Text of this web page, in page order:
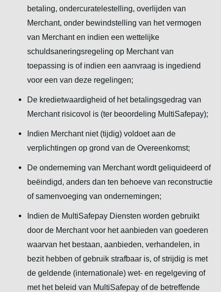
betaling, ondercuratelestelling, overlijden van
Merchant, onder bewindstelling van het vermogen
van Merchant en indien een wettelijke
schuldsaneringsregeling op Merchant van
toepassing is of indien een aanvraag is ingediend
voor een van deze regelingen;
De kredietwaardigheid of het betalingsgedrag van
Merchant risicovol is (ter beoordeling MultiSafepay);
Indien Merchant niet (tijdig) voldoet aan de
verplichtingen op grond van de Overeenkomst;
De onderneming van Merchant wordt geliquideerd of
beëindigd, anders dan ten behoeve van reconstructie
of samenvoeging van ondernemingen;
Indien de MultiSafepay Diensten worden gebruikt
door de Merchant voor het aanbieden van goederen
waarvan het bestaan, aanbieden, verhandelen, in
bezit hebben of gebruik strafbaar is, of strijdig is met
de geldende (internationale) wet- en regelgeving of
met het beleid van MultiSafepay of de betreffende